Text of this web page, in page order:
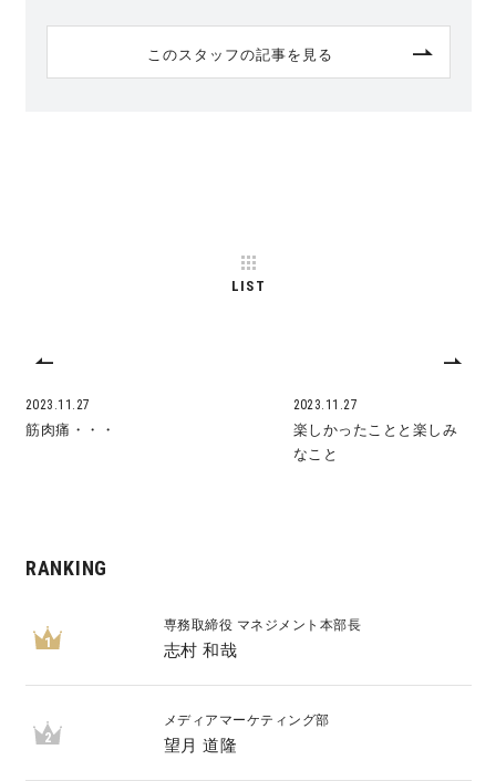
このスタッフの記事を見る
2023.11.27
筋肉痛・・・
LIST
2023.11.27
楽しかったことと楽しみ
なこと
RANKING
1
専務取締役 マネジメント本部長
志村 和哉
2
メディアマーケティング部
望月 道隆